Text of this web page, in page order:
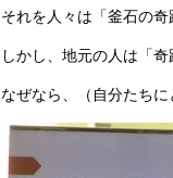
それを人々は「釜石の奇
しかし、地元の人は「
なぜなら、（自分たち